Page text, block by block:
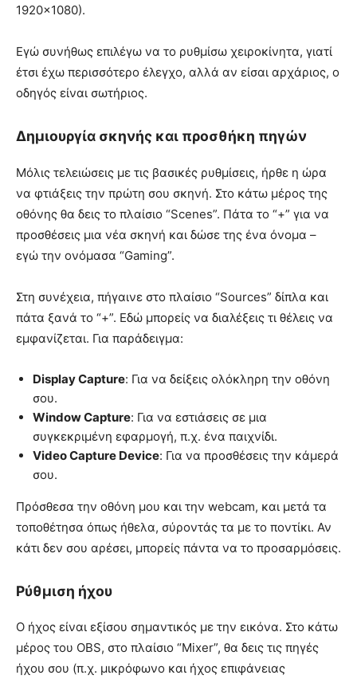
1920×1080).
Εγώ συνήθως επιλέγω να το ρυθμίσω χειροκίνητα, γιατί
έτσι έχω περισσότερο έλεγχο, αλλά αν είσαι αρχάριος, ο
οδηγός είναι σωτήριος.
Δημιουργία σκηνής και προσθήκη πηγών
Μόλις τελειώσεις με τις βασικές ρυθμίσεις, ήρθε η ώρα
να φτιάξεις την πρώτη σου σκηνή. Στο κάτω μέρος της
οθόνης θα δεις το πλαίσιο “Scenes”. Πάτα το “+” για να
προσθέσεις μια νέα σκηνή και δώσε της ένα όνομα –
εγώ την ονόμασα “Gaming”.
Στη συνέχεια, πήγαινε στο πλαίσιο “Sources” δίπλα και
πάτα ξανά το “+”. Εδώ μπορείς να διαλέξεις τι θέλεις να
εμφανίζεται. Για παράδειγμα:
Display Capture: Για να δείξεις ολόκληρη την οθόνη
σου.
Window Capture: Για να εστιάσεις σε μια
συγκεκριμένη εφαρμογή, π.χ. ένα παιχνίδι.
Video Capture Device: Για να προσθέσεις την κάμερά
σου.
Πρόσθεσα την οθόνη μου και την webcam, και μετά τα
τοποθέτησα όπως ήθελα, σύροντάς τα με το ποντίκι. Αν
κάτι δεν σου αρέσει, μπορείς πάντα να το προσαρμόσεις.
Ρύθμιση ήχου
Ο ήχος είναι εξίσου σημαντικός με την εικόνα. Στο κάτω
μέρος του OBS, στο πλαίσιο “Mixer”, θα δεις τις πηγές
ήχου σου (π.χ. μικρόφωνο και ήχος επιφάνειας